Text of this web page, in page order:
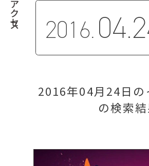
アクセス 2016.
2016年04月24日の
の検索